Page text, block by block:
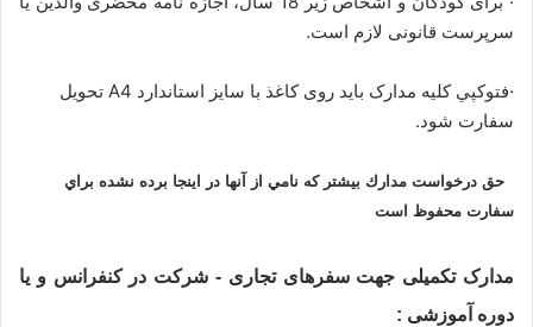
سرپرست قانونی لازم است.
·فتوكپي کلیه مدارک باید روی كاغذ با سايز استاندارد A4 تحويل
سفارت شود.
حق درخواست مدارك بيشتر كه نامي از آنها در اينجا برده نشده براي
سفارت محفوظ است
مدارک تکمیلی جهت سفرهای تجاری - شرکت در کنفرانس و یا
دوره آموزشی :